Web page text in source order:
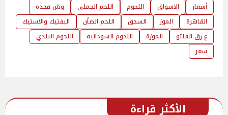
أسعار الاسواق اللحوم اللحم الجملي
وش فخدة
القاهرة
الموز السجق اللحم الضأن
البفتيك والاستيك
ع رق الفلتو
الموزة اللحوم السودانية
اللحوم البلدي
سعر
الأكثر قراءة